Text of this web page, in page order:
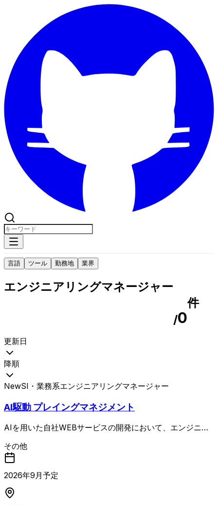
言語 ツール 勤務地 業界
エンジニアリングマネージャー
/0
件
更新日
降順
NewSI・業務系エンジニアリングマネージャー
AI駆動 プレイングマネジメント
AIを用いた自社WEBサービスの開発において、エンジニア
ョンです。 AIコーディングエージェントを自ら活用し、設
計・実装・コードレビューまで手を動かしながら開発チーム
を牽引します。 タスク管理や進捗管理、アサインメントな
どの統率業務はAIや各種ツールに委ね、人間の判断が必要
な意思決定やステークホルダー調整に注力していただきま
その他
2026年9月予定